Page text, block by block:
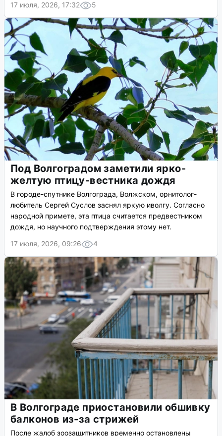
17 июля, 2026, 17:32
5
Под Волгоградом заметили ярко-
желтую птицу-вестника дождя
В городе-спутнике Волгограда, Волжском, орнитолог-
любитель Сергей Суслов заснял яркую иволгу. Согласно
народной примете, эта птица считается предвестником
дождя, но научного подтверждения этому нет.
17 июля, 2026, 09:26
4
В Волгограде приостановили обшивку
балконов из-за стрижей
После жалоб зоозащитников временно остановлены